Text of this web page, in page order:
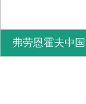
弗劳恩霍夫中国